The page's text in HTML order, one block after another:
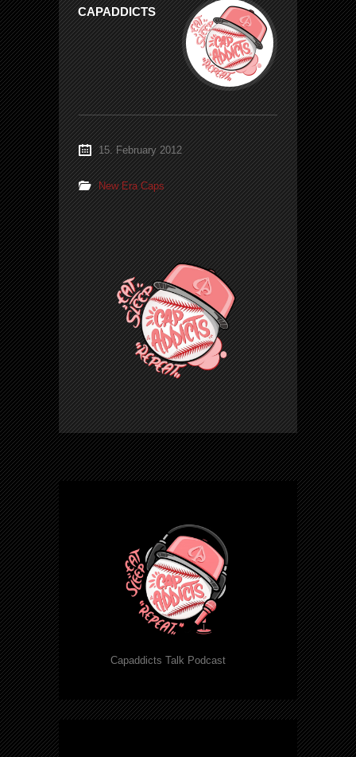
CAPADDICTS
15. February 2012
New Era Caps
Capaddicts Talk Podcast